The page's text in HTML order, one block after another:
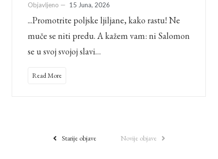
Objavljeno — 15 Juna, 2026
...Promotrite poljske ljiljane, kako rastu! Ne
muče se niti predu. A kažem vam: ni Salomon
se u svoj svojoj slavi…
Read More
Starije objave Novije objave